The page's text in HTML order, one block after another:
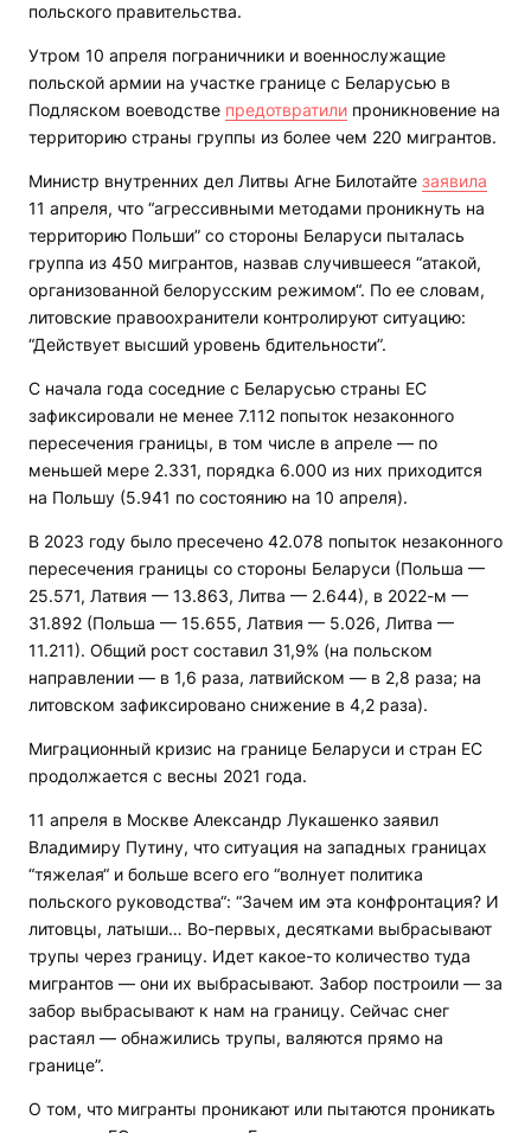
польского правительства.
Утром 10 апреля пограничники и военнослужащие
польской армии на участке границе с Беларусью в
Подляском воеводстве предотвратили проникновение на
территорию страны группы из более чем 220 мигрантов.
Министр внутренних дел Литвы Агне Билотайте заявила
11 апреля, что “агрессивными методами проникнуть на
территорию Польши” со стороны Беларуси пыталась
группа из 450 мигрантов, назвав случившееся “атакой,
организованной белорусским режимом“. По ее словам,
литовские правоохранители контролируют ситуацию:
“Действует высший уровень бдительности”.
С начала года соседние с Беларусью страны ЕС
зафиксировали не менее 7.112 попыток незаконного
пересечения границы, в том числе в апреле — по
меньшей мере 2.331, порядка 6.000 из них приходится
на Польшу (5.941 по состоянию на 10 апреля).
В 2023 году было пресечено 42.078 попыток незаконного
пересечения границы со стороны Беларуси (Польша —
25.571, Латвия — 13.863, Литва — 2.644), в 2022-м —
31.892 (Польша — 15.655, Латвия — 5.026, Литва —
11.211). Общий рост составил 31,9% (на польском
направлении — в 1,6 раза, латвийском — в 2,8 раза; на
литовском зафиксировано снижение в 4,2 раза).
Миграционный кризис на границе Беларуси и стран ЕС
продолжается с весны 2021 года.
11 апреля в Москве Александр Лукашенко заявил
Владимиру Путину, что ситуация на западных границах
“тяжелая“ и больше всего его “волнует политика
польского руководства“: “Зачем им эта конфронтация? И
литовцы, латыши… Во-первых, десятками выбрасывают
трупы через границу. Идет какое-то количество туда
мигрантов — они их выбрасывают. Забор построили — за
забор выбрасывают к нам на границу. Сейчас снег
растаял — обнажились трупы, валяются прямо на
границе”.
О том, что мигранты проникают или пытаются проникать